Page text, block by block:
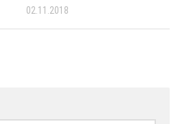
02.11.2018